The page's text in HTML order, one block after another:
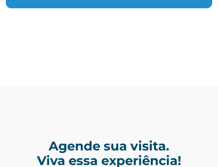
Agende sua visita.
Viva essa experiência!